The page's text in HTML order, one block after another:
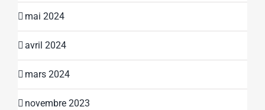
mai 2024
avril 2024
mars 2024
novembre 2023